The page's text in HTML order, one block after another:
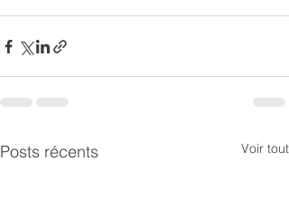
Posts récents Voir tout